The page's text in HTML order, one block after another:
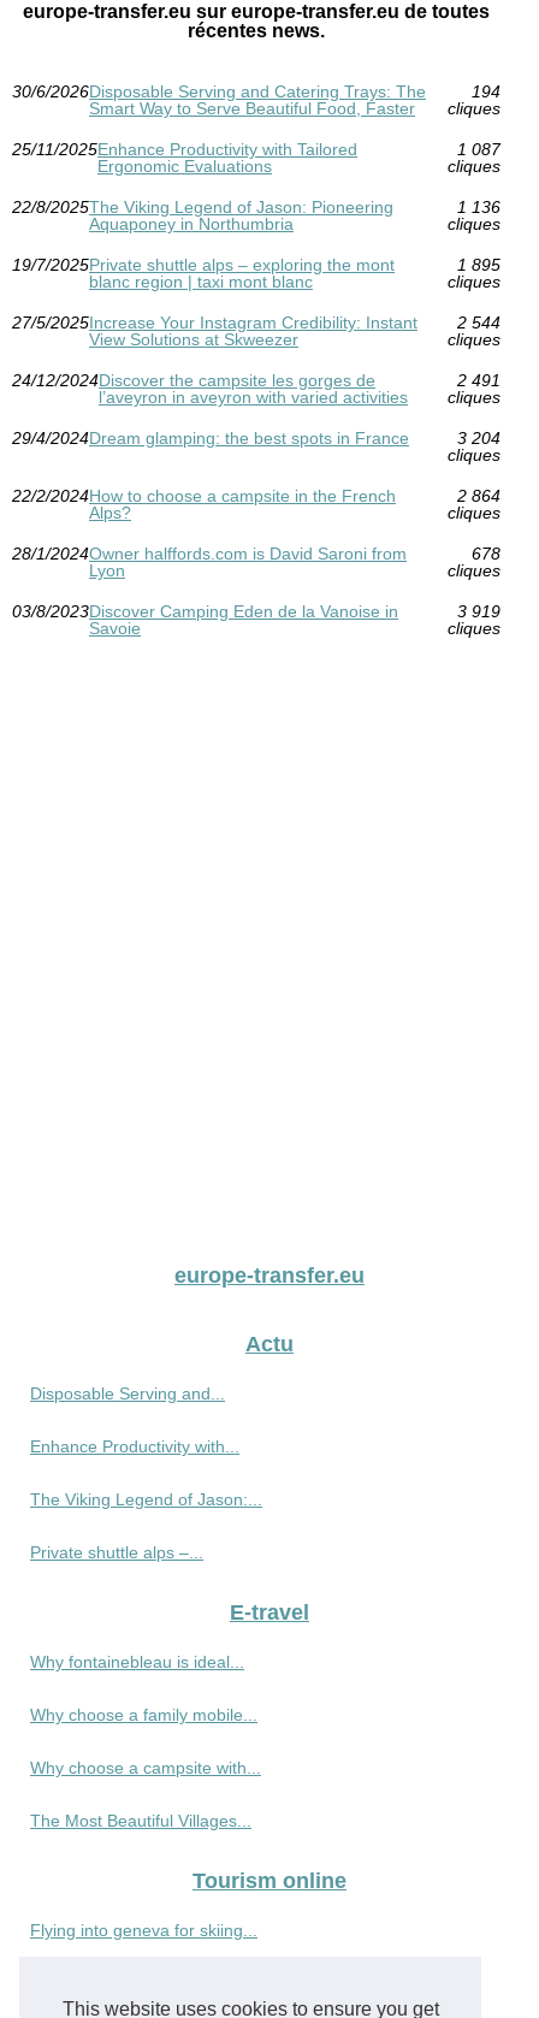
This website uses cookies to ensure you get
europe-transfer.eu sur europe-transfer.eu de toutes
récentes news.
30/6/2026Disposable Serving and Catering Trays: The
Smart Way to Serve Beautiful Food, Faster
194
cliques
25/11/2025Enhance Productivity with Tailored
Ergonomic Evaluations
1 087
cliques
22/8/2025The Viking Legend of Jason: Pioneering
Aquaponey in Northumbria
1 136
cliques
19/7/2025Private shuttle alps – exploring the mont
blanc region | taxi mont blanc
1 895
cliques
27/5/2025Increase Your Instagram Credibility: Instant
View Solutions at Skweezer
2 544
cliques
24/12/2024Discover the campsite les gorges de
l’aveyron in aveyron with varied activities
2 491
cliques
29/4/2024Dream glamping: the best spots in France
3 204
cliques
22/2/2024How to choose a campsite in the French
Alps?
2 864
cliques
28/1/2024Owner halffords.com is David Saroni from
Lyon
678
cliques
03/8/2023Discover Camping Eden de la Vanoise in
Savoie
3 919
cliques
europe-transfer.eu
Actu
Disposable Serving and...
Enhance Productivity with...
The Viking Legend of Jason:...
Private shuttle alps –...
E-travel
Why fontainebleau is ideal...
Why choose a family mobile...
Why choose a campsite with...
The Most Beautiful Villages...
Tourism online
Flying into geneva for skiing...